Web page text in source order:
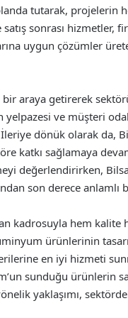
tutarak, projelerin
sonrası hizmetler,
uygun çözümler
bir araya getirerek
ve müşteri
dönük olarak da,
katkı sağlamaya
değerlendirirken,
son derece anlamlı
kadrosuyla hem kalite
ürünlerinin
en iyi hizmeti
sunduğu ürünlerin
yaklaşımı,